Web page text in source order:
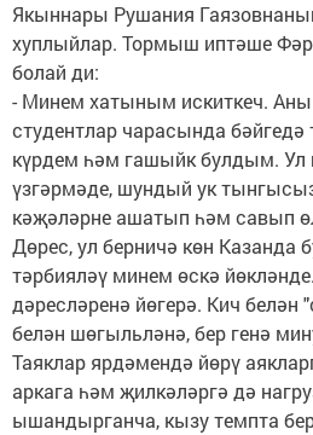
Якыннары Рушания
хуплыйлар. Тормыш иптәше
болай ди:
- Минем хатыным искиткеч. Аны
студентлар чарасында бәйгедә
күрдем һәм гашыйк булдым. Ул
үзгәрмәде, шундый ук
кәҗәләрне ашатып һәм савып
Дөрес, ул берничә көн Казанда
тәрбияләү минем өскә
дәресләренә йөгерә. Кич белән
белән шөгыльләнә, бер генә
Таяклар ярдәмендә йөрү
аркага һәм җилкәләргә дә
ышандырганча, кызу темпта